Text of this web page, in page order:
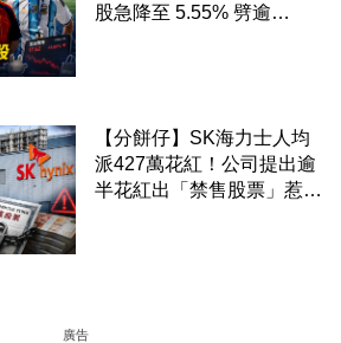
股急降至 5.55% 劈逾
【分餅仔】SK海力士人均
派427萬花紅！公司提出逾
半花紅出「禁售股票」惹工
廣告